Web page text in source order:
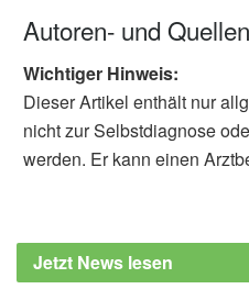
Autoren- und
Wichtiger Hinweis:
Dieser Artikel enthält nur
nicht zur Selbstdiagnose
werden. Er kann einen
Jetzt News lesen